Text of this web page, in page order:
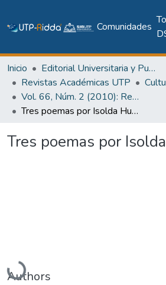
Comunidades
Inicio
Editorial Universitaria y Publicaciones Seriadas
Revistas Académicas UTP
Vol. 66, Núm. 2 (2010): Revista Maga
Tres poemas por Isolda Hurtado
Tres poemas por
Cargando...
Authors